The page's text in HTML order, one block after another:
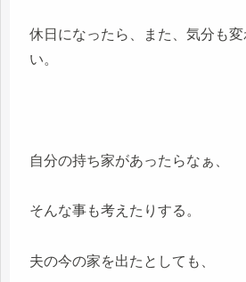
休日になったら、また、気分も
い。
自分の持ち家があったらなぁ、
そんな事も考えたりする。
夫の今の家を出たとしても、